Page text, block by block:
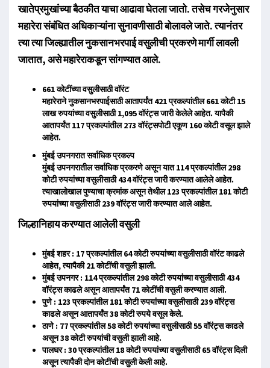
खातेप्रमुखांच्या बैठकीत याचा आढावा घेतला जातो. तसेच गरजेनुसार
महारेरा संबंधित अधिकाऱ्यांना सुनावणीसाठी बोलावले जाते. त्यानंतर
त्या त्या जिल्ह्यातील नुकसानभरपाई वसुलीची प्रकरणे मार्गी लावली
जातात, असे महारेराकडून सांगण्यात आले.
661 कोटींच्या वसुलीसाठी वॉरंट
महारेराने नुकसानभरपाईसाठी आतापर्यंत 421 प्रकल्पांतील 661 कोटी 15
लाख रुपयांच्या वसुलीसाठी 1,095 वॉरंट्स जारी केलेले आहेत. यापैकी
आतापर्यंत 117 प्रकल्पांतील 273 वॉरंट्सपोटी एकूण 160 कोटी वसूल झाले
आहेत.
मुंबई उपनगरात सर्वाधिक प्रकल्प
मुंबई उपनगरातील सर्वाधिक प्रकरणे असून यात 114 प्रकल्पांतील 298
कोटी रुपयांच्या वसुलीसाठी 434 वॉरंट्स जारी करण्यात आलेले आहेत.
त्याखालोखाल पुण्याचा क्रमांक असून तेथील 123 प्रकल्पांतील 181 कोटी
रुपयांच्या वसुलीसाठी 239 वॉरंट्स जारी करण्यात आले आहेत.
जिल्हानिहाय करण्यात आलेली वसुली
मुंबई शहर : 17 प्रकल्पांतील 64 कोटी रुपयांच्या वसुलीसाठी वॉरंट काढले
आहेत, त्यापैकी 21 कोटींची वसुली झाली.
मुंबई उपनगर : 114 प्रकल्पांतील 298 कोटी रुपयांच्या वसुलीसाठी 434
वॉरंट्स काढले असून आतापर्यंत 71 कोटींची वसुली करण्यात आली.
पुणे : 123 प्रकल्पांतील 181 कोटी रुपयांच्या वसुलीसाठी 239 वॉरंट्स
काढले असून आतापर्यंत 38 कोटी रुपये वसूल केले.
ठाणे : 77 प्रकल्पांतील 58 कोटी रुपयांच्या वसुलीसाठी 55 वॉरंट्स काढले
असून 38 कोटी रुपयांची वसुली झाली आहे.
पालघर : 30 प्रकल्पांतील 18 कोटी रुपयांच्या वसुलीसाठी 65 वॉरंट्स दिली
असून त्यापैकी दोन कोटींची वसुली केली आहे.